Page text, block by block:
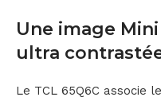
Une image
ultra
Le TCL 65Q6C associe